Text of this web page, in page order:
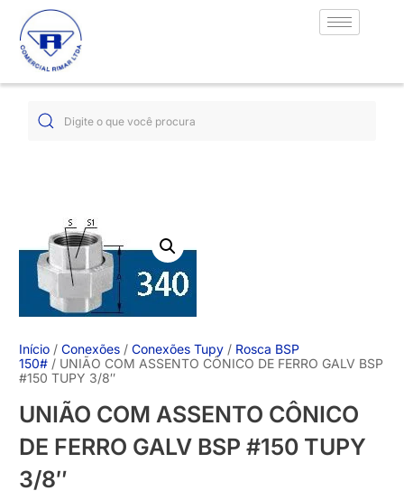
Início /Conexões /Conexões Tupy / Rosca BSP
150# / UNIÃO COM ASSENTO CÔNICO DE FERRO GALV BSP
#150 TUPY 3/8″
UNIÃO COM ASSENTO CÔNICO
DE FERRO GALV BSP #150 TUPY
3/8″